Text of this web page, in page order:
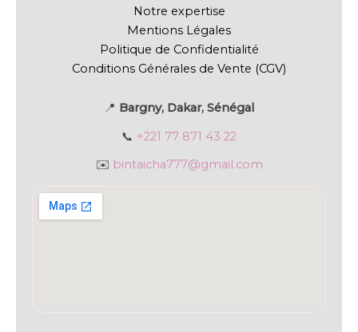
Notre expertise
Mentions Légales
Politique de Confidentialité
Conditions Générales de Vente (CGV)
📍 Bargny, Dakar, Sénégal
📞 +221 77 871 43 22
✉️ bintaicha777@gmail.com